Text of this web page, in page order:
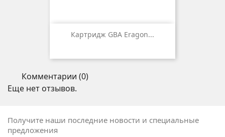
Картридж GBA Eragon...
Комментарии (0)
Еще нет отзывов.
Получите наши последние новости и специальные
предложения